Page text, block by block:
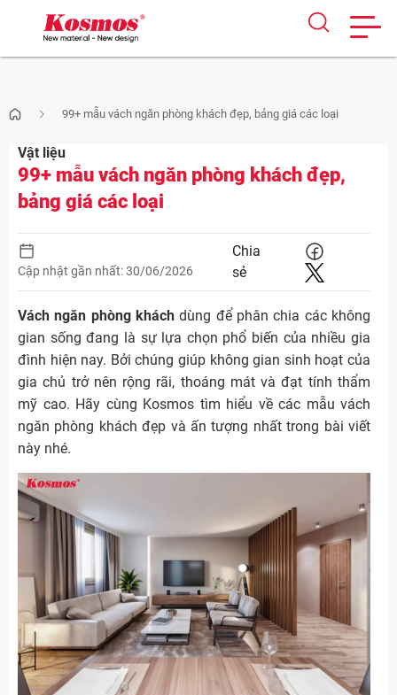
to
content
99+ mẫu vách ngăn phòng khách đẹp, bảng giá các loại
Vật liệu
99+ mẫu vách ngăn phòng khách đẹp,
bảng giá các loại
Cập nhật gần nhất: 30/06/2026
Chia
sẻ
Vách ngăn phòng khách dùng để phân chia các không
gian sống đang là sự lựa chọn phổ biến của nhiều gia
đình hiện nay. Bởi chúng giúp không gian sinh hoạt của
gia chủ trở nên rộng rãi, thoáng mát và đạt tính thẩm
mỹ cao. Hãy cùng Kosmos tìm hiểu về các mẫu vách
ngăn phòng khách đẹp và ấn tượng nhất trong bài viết
này nhé.